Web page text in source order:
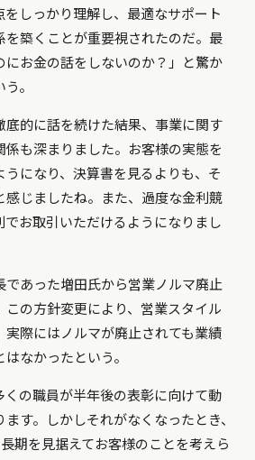
をしっかり理解し、最適なサポート
を築くことが重要視されたのだ。最
にお金の話をしないのか？」と驚か
。
底的に話を続けた結果、事業に関す
係も深まりました。お客様の実態を
うになり、決算書を見るよりも、そ
感じましたね。また、過度な金利競
でお取引いただけるようになりまし
であった増田氏から営業ノルマ廃止
この方針変更により、営業スタイル
実際にはノルマが廃止されても業績
なかったという。
くの職員が半年後の表彰に向けて動
す。しかしそれがなくなったとき、
期を見据えてお客様のことを考えら